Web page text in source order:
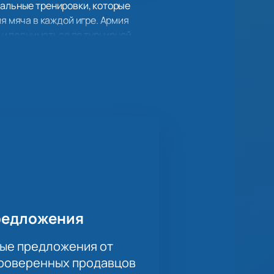
тренировки, которые
мяча в каждой игре. Армия
подниматься по турнирной
ошибки и не готов победить!
вас с замиранием сердца
предложения от
продавцов